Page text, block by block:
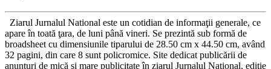
Ziarul Jurnalul National este un cotidian de informaţii generale, ce
apare în toată ţara, de luni până vineri. Se prezintă sub formă de
broadsheet cu dimensiunile tiparului de 28.50 cm x 44.50 cm, având
32 pagini, din care 8 sunt policromice. Site dedicat publicării de
anunţuri de mică şi mare publicitate în ziarul Jurnalul Naţional, ediţie